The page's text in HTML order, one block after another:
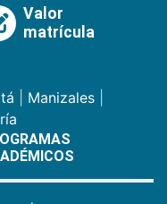
Valor
matrícula
Manizales